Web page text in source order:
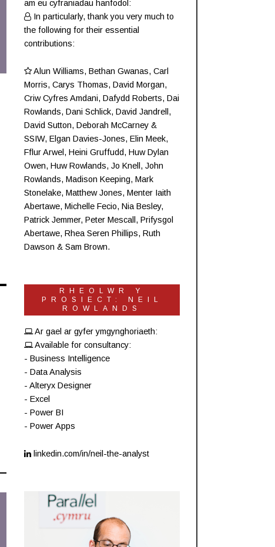
am eu cyfraniadau hanfodol:
In particularly, thank you very much to
the following for their essential
contributions:
Alun Williams, Bethan Gwanas, Carl
Morris, Carys Thomas, David Morgan,
CriwCyfres Amdani, Dafydd Roberts, Dai
Rowlands, Dani Schlick, David Jandrell ,
David Sutton, Deborah McCarney &
SSIW, Elgan Davies-Jones, Elin Meek,
Fflur Arwel, Heini Gruffudd, Huw Dylan
Owen, Huw Rowlands, Jo Knell , John
Rowlands, Madison Keeping, Mark
Stonelake, Matthew Jones, Menter Iaith
Abertawe, Michelle Fecio, Nia Besley,
Patrick Jemmer, Peter Mescall , Prifysgol
Abertawe, Rhea Seren Phillips, Ruth
Dawson & Sam Brown.
RHEOLWR Y
PROSIECT: NEIL
ROWLANDS
Ar gael ar gyfer ymgynghoriaeth:
Available for consultancy:
- Business Intelligence
- Data Analysis
- Alteryx Designer
- Excel
- Power BI
- Power Apps
linkedin.com/in/neil-the-analyst